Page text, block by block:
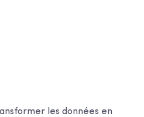
les données en